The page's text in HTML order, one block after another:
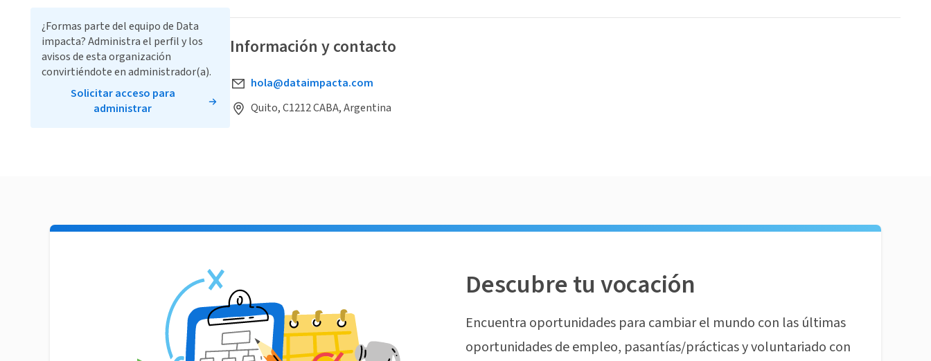
Información y contacto
hola@dataimpacta.com
Quito, C1212 CABA, Argentina
¿Formas parte del equipo de Data
impacta? Administra el perfil y los
avisos de esta organización
convirtiéndote en administrador(a).
Solicitar acceso para
administrar
Descubre tu vocación
Encuentra oportunidades para cambiar el mundo con las últimas
oportunidades de empleo, pasantías/prácticas y voluntariado con